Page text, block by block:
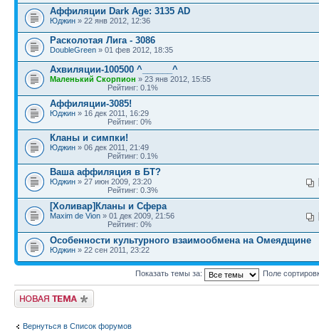
Аффиляции Dark Age: 3135 AD
Юджин » 22 янв 2012, 12:36
Расколотая Лига - 3086
DoubleGreen » 01 фев 2012, 18:35
Ахвиляции-100500 ^______^
Маленький Скорпион » 23 янв 2012, 15:55
Рейтинг: 0.1%
Аффиляции-3085!
Юджин » 16 дек 2011, 16:29
Рейтинг: 0%
Кланы и симпки!
Юджин » 06 дек 2011, 21:49
Рейтинг: 0.1%
Ваша аффиляция в БТ?
Юджин » 27 июн 2009, 23:20
Рейтинг: 0.3%
[Холивар]Кланы и Сфера
Maxim de Vion » 01 дек 2009, 21:56
Рейтинг: 0%
Особенности культурного взаимообмена на Омеядщине
Юджин » 22 сен 2011, 23:22
Показать темы за: Поле
Новая тема
Вернуться в Список форумов